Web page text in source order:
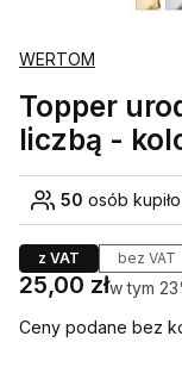
WERTOM
Topper
liczbą -
50 osób kupiło
z VAT bez VAT
Cena
25,00 złw tym
w tym
Ceny podane bez